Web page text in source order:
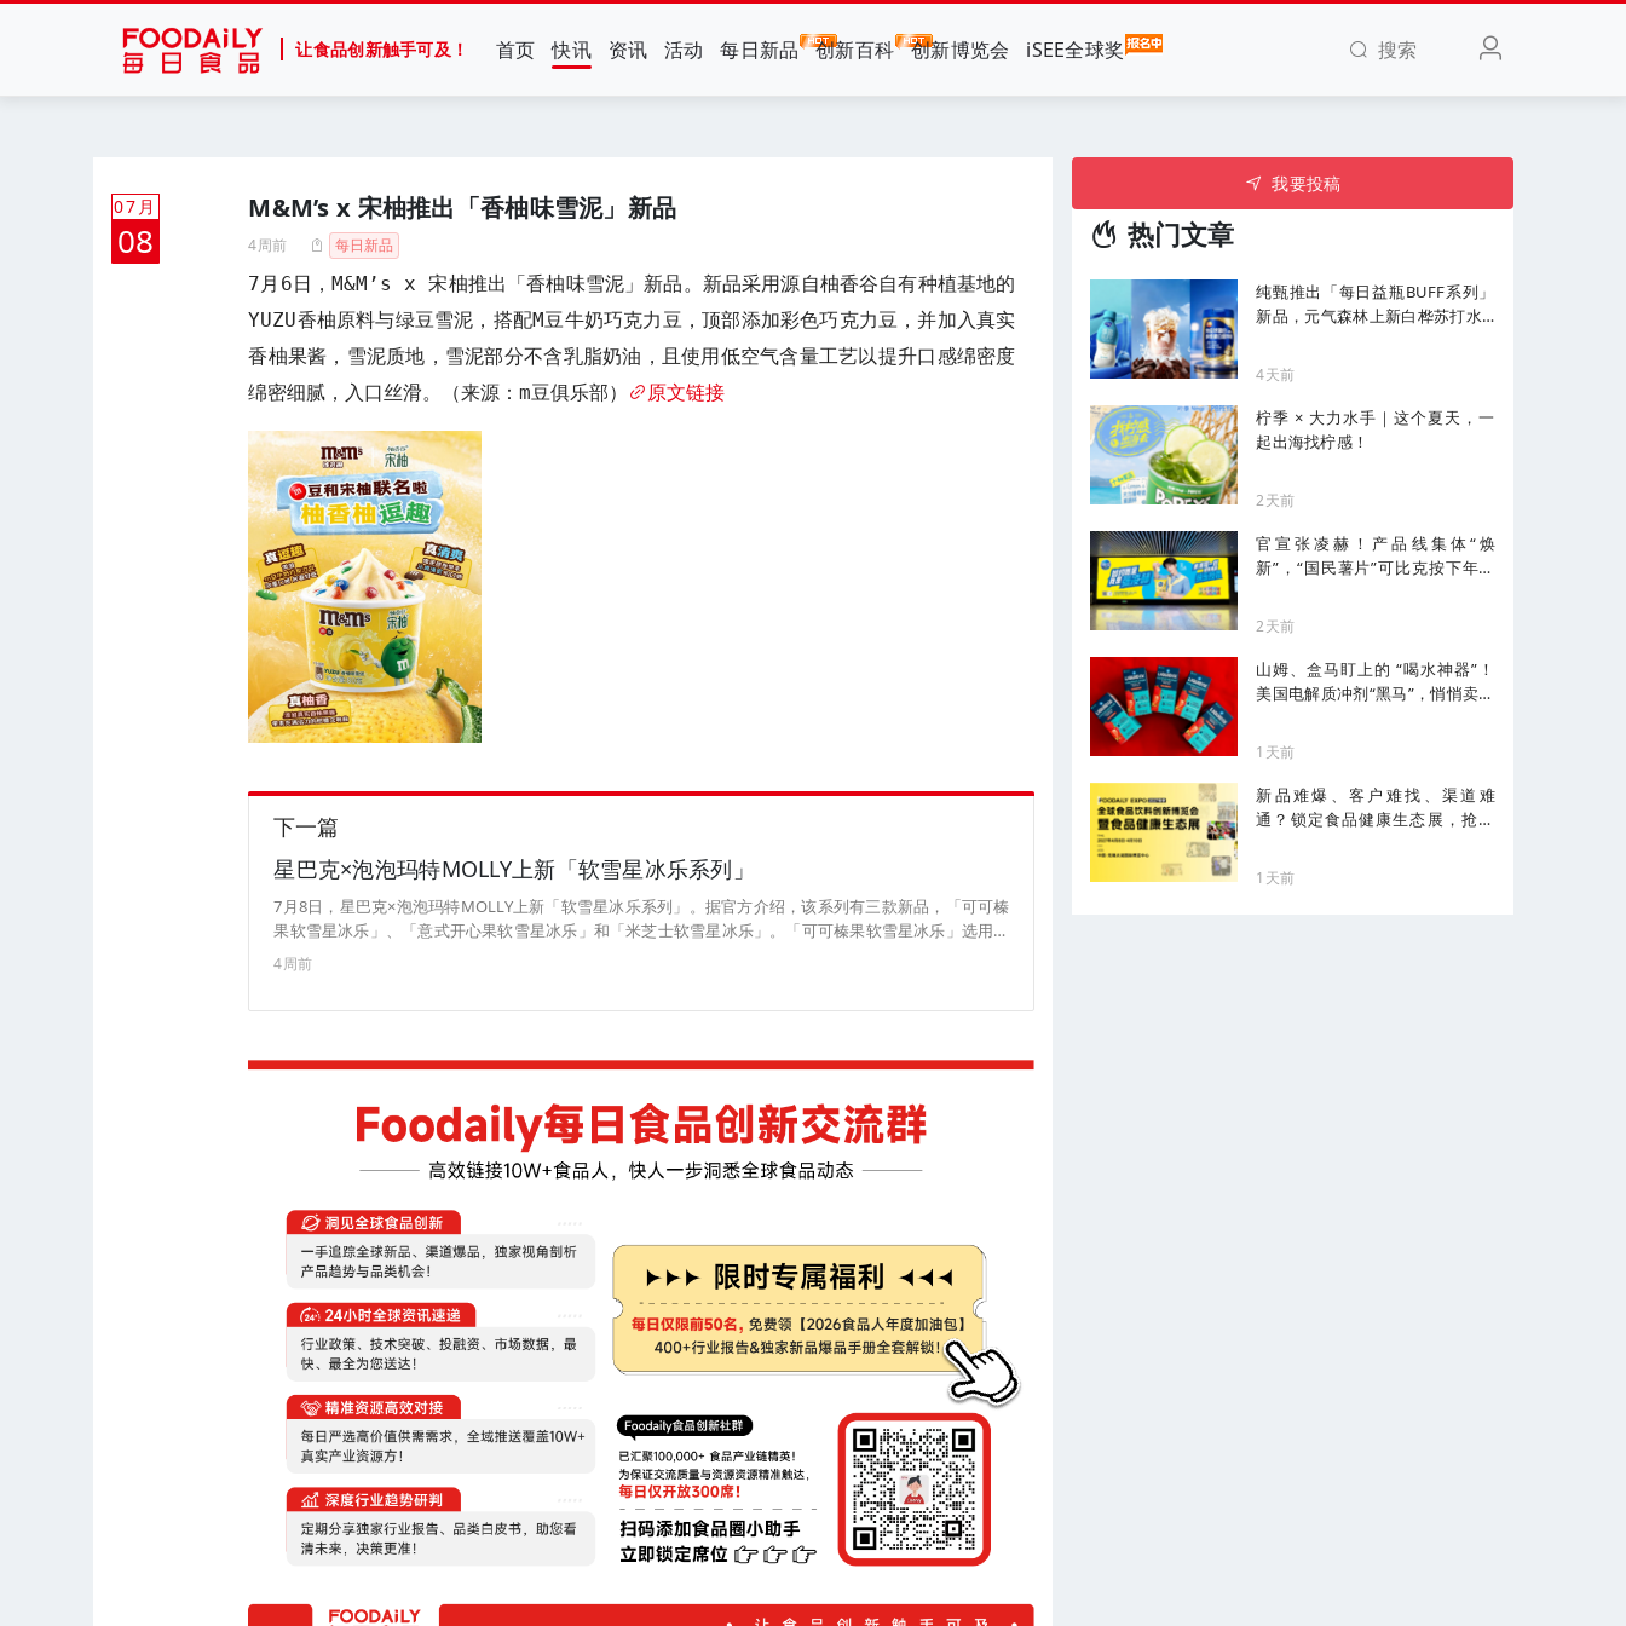
让食品创新触手可及！ 首页 快讯 资讯 活动 每日新品 创新百科 创新博览会 iSEE全球奖 搜索
07月
08
M&M’s x 宋柚推出「香柚味雪泥」新品
4周前 每日新品
7月6日，M&M’s x 宋柚推出「香柚味雪泥」新品。新品采用源自柚香谷自有种植基地的
YUZU香柚原料与绿豆雪泥，搭配M豆牛奶巧克力豆，顶部添加彩色巧克力豆，并加入真实
香柚果酱，雪泥质地，雪泥部分不含乳脂奶油，且使用低空气含量工艺以提升口感绵密度
绵密细腻，入口丝滑。（来源：m豆俱乐部）
原文链接
下一篇
星巴克×泡泡玛特MOLLY上新「软雪星冰乐系列」
7月8日，星巴克×泡泡玛特MOLLY上新「软雪星冰乐系列」。据官方介绍，该系列有三款新品，「可可榛
果软雪星冰乐」、「意式开心果软雪星冰乐」和「米芝士软雪星冰乐」。「可可榛果软雪星冰乐」选用进
口榛果可可酱，顶部搭配摩卡粉和榛子饼干碎，口感浓郁醇香。「意式开心果软雪星冰乐」使用意大利进
口开心果酱，顶部地接开心果饼干碎，口感层次丰富。「米芝士软雪星冰乐」选用马斯卡彭芝士，搭配米
4周前
我要投稿
热门文章
纯甄推出「每日益瓶BUFF系列」
新品，元气森林上新白桦苏打水...
4天前
柠季 × 大力水手｜这个夏天，一
起出海找柠感！
2天前
官宣张凌赫！产品线集体“焕
新”，“国民薯片”可比克按下年轻
2天前
山姆、盒马盯上的 “喝水神器”！
美国电解质冲剂“黑马”，悄悄卖了
1天前
新品难爆、客户难找、渠道难
通？锁定食品健康生态展，抢占
1天前